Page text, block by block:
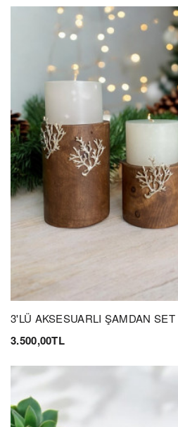
3'LÜ AKSESUARLI ŞAMDAN SET
3.500,00TL